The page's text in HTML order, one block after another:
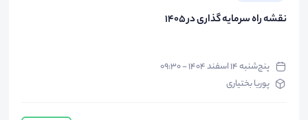
نقشه راه سرمایه گذاری در 1405
پنج‌شنبه ۱۴ اسفند ۱۴۰۴ - ۰۹:۳۰
پوریا بختیاری